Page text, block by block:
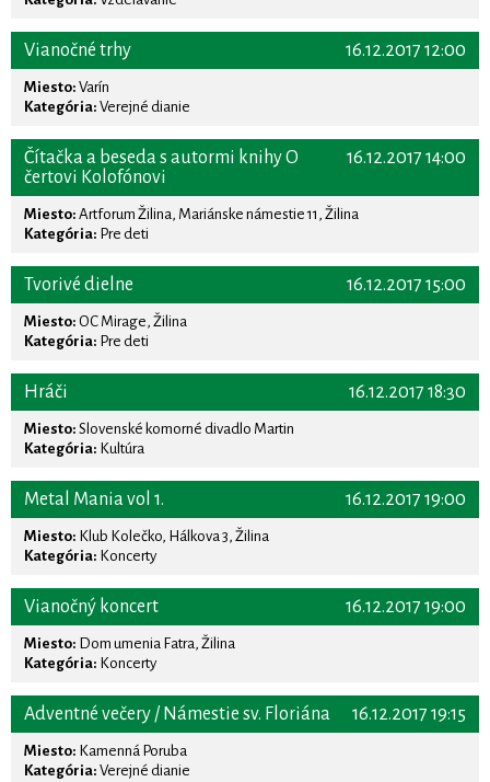
16.12.2017 12:00
Vianočné trhy
Miesto: Varín
Kategória: Verejné dianie
16.12.2017 14:00
Čítačka a beseda s autormi knihy O
čertovi Kolofónovi
Miesto: Artforum Žilina, Mariánske námestie 11, Žilina
Kategória: Pre deti
16.12.2017 15:00
Tvorivé dielne
Miesto: OC Mirage, Žilina
Kategória: Pre deti
16.12.2017 18:30
Hráči
Miesto: Slovenské komorné divadlo Martin
Kategória: Kultúra
16.12.2017 19:00
Metal Mania vol 1.
Miesto: Klub Kolečko, Hálkova 3, Žilina
Kategória: Koncerty
16.12.2017 19:00
Vianočný koncert
Miesto: Dom umenia Fatra, Žilina
Kategória: Koncerty
16.12.2017 19:15
Adventné večery / Námestie sv. Floriána
Miesto: Kamenná Poruba
Kategória: Verejné dianie